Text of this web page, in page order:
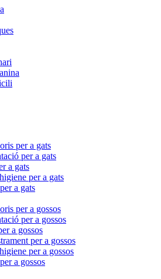
per a gats
per a gats
a gats
per a gats
a gats
per a gossos
per a gossos
a gossos
per a gossos
per a gossos
a gossos